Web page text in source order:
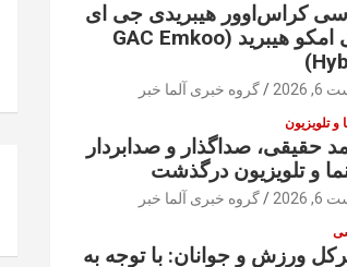
کراس‌اوور هیبریدی جی ای
سی امکو هیبرید (GAC Emkoo
2026 گروه خبری آلما خبر
و تلویزیون
حقیقی، صداگذار و صدابردار
و تلویزیون درگذشت
2026 گروه خبری آلما خبر
ورزش و جوانان: با توجه به